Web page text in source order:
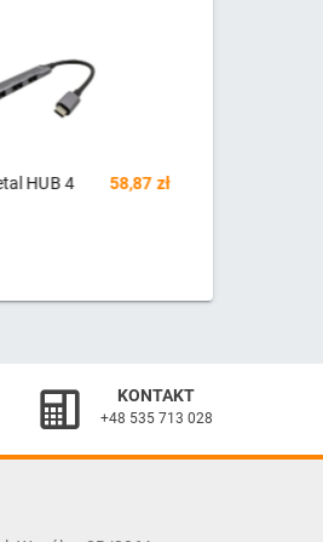
portowy HUB
3.0
73,71 zł
KONTAKT
+48 535 713 028